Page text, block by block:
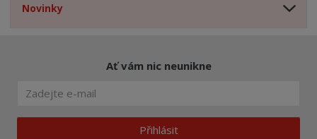
Novinky
Ať vám nic neunikne
Přihlásit